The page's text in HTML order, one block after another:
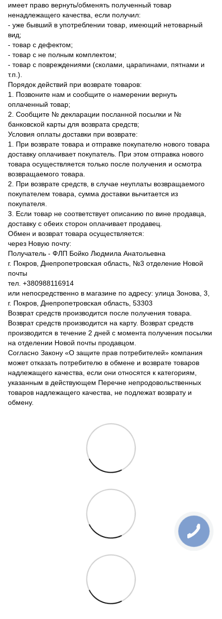
имеет право вернуть/обменять полученный товар
ненадлежащего качества, если получил:
- уже бывший в употреблении товар, имеющий нетоварный
вид;
- товар с дефектом;
- товар с не полным комплектом;
- товар с повреждениями (сколами, царапинами, пятнами и
т.п.).
Порядок действий при возврате товаров:
1. Позвоните нам и сообщите о намерении вернуть
оплаченный товар;
2. Сообщите № декларации посланной посылки и №
банковской карты для возврата средств;
Условия оплаты доставки при возврате:
1. При возврате товара и отправке покупателю нового товара
доставку оплачивает покупатель. При этом отправка нового
товара осуществляется только после получения и осмотра
возвращаемого товара.
2. При возврате средств, в случае неуплаты возвращаемого
покупателем товара, сумма доставки вычитается из
покупателя.
3. Если товар не соответствует описанию по вине продавца,
доставку с обеих сторон оплачивает продавец.
Обмен и возврат товара осуществляется:
через Новую почту:
Получатель - ФЛП Бойко Людмила Анатольевна
г. Покров, Днепропетровская область, №3 отделение Новой
почты
тел. +380988116914
или непосредственно в магазине по адресу: улица Зонова, 3,
г. Покров, Днепропетровская область, 53303
Возврат средств производится после получения товара.
Возврат средств производится на карту. Возврат средств
производится в течение 2 дней с момента получения посылки
на отделении Новой почты продавцом.
Согласно Закону «О защите прав потребителей» компания
может отказать потребителю в обмене и возврате товаров
надлежащего качества, если они относятся к категориям,
указанным в действующем Перечне непродовольственных
товаров надлежащего качества, не подлежат возврату и
обмену.